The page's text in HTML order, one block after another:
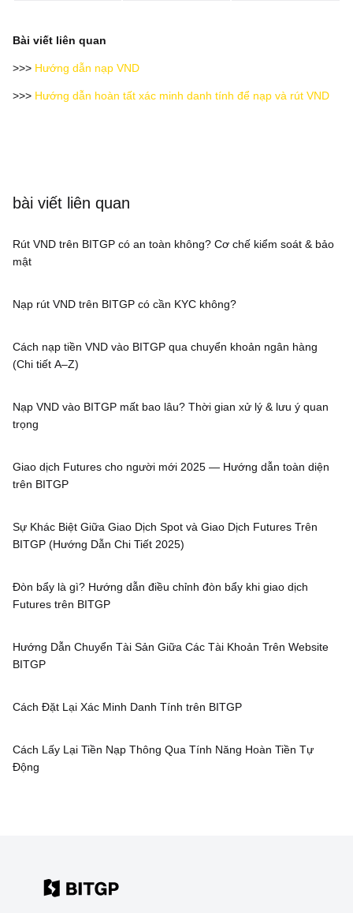
Bài viết liên quan
>>> Hướng dẫn nạp VND
>>> Hướng dẫn hoàn tất xác minh danh tính để nạp và rút VND
bài viết liên quan
Rút VND trên BITGP có an toàn không? Cơ chế kiểm soát & bảo
mật
Nạp rút VND trên BITGP có cần KYC không?
Cách nạp tiền VND vào BITGP qua chuyển khoản ngân hàng
(Chi tiết A–Z)
Nạp VND vào BITGP mất bao lâu? Thời gian xử lý & lưu ý quan
trọng
Giao dịch Futures cho người mới 2025 — Hướng dẫn toàn diện
trên BITGP
Sự Khác Biệt Giữa Giao Dịch Spot và Giao Dịch Futures Trên
BITGP (Hướng Dẫn Chi Tiết 2025)
Đòn bẩy là gì? Hướng dẫn điều chỉnh đòn bẩy khi giao dịch
Futures trên BITGP
Hướng Dẫn Chuyển Tài Sản Giữa Các Tài Khoản Trên Website
BITGP
Cách Đặt Lại Xác Minh Danh Tính trên BITGP
Cách Lấy Lại Tiền Nạp Thông Qua Tính Năng Hoàn Tiền Tự
Động